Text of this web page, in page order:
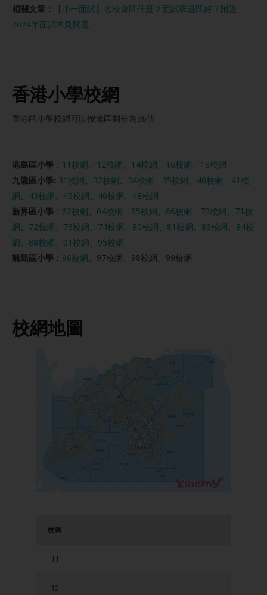
相關文章：
【小一面試】名校會問什麼？面試班邊間好？附送
2024年面試常見問題
香港小學校網
香港的小學校網可以按地區劃分為36個:
港島區小學 ： 11校網、 12校網、 14校網、 16校網、
18校網
九龍區小學: 31校網、 32校網、 34校網、 35校網、 40校網、 41校
網、 43校網、 45校網、 46校網、 48校網
新界區小學 ： 62校網、 64校網、 65校網、 66校網、 70校網、 71校
網、 72校網、 73校網、 74校網、 80校網、 81校網、 83校網、 84校
網、 88校網、 91校網、 95校網
離島區小學： 96校網、97校網、98校網、99校網
校網地圖
校網
11
12